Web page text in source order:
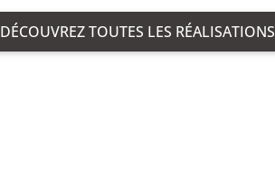
DÉCOUVREZ TOUTES LES RÉALISATIONS